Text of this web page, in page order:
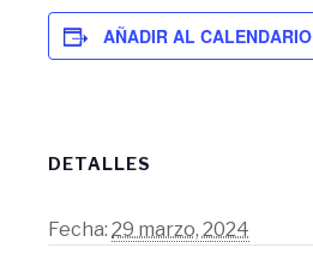
AÑADIR AL CALENDARIO
DETALLES
Fecha: 29 marzo, 2024